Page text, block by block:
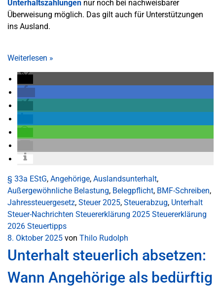
Unterhaltszahlungen nur noch bei nachweisbarer
Überweisung möglich. Das gilt auch für Unterstützungen
ins Ausland.
Weiterlesen »
§ 33a EStG, Angehörige, Auslandsunterhalt,
Außergewöhnliche Belastung, Belegpflicht, BMF-Schreiben,
Jahressteuergesetz, Steuer 2025, Steuerabzug, Unterhalt
Steuer-Nachrichten Steuererklärung 2025 Steuererklärung
2026 Steuertipps
8. Oktober 2025 von Thilo Rudolph
Unterhalt steuerlich absetzen:
Wann Angehörige als bedürftig